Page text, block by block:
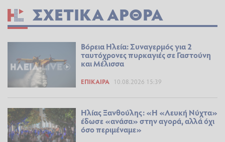
ΣΧΕΤΙΚΆ ΆΡΘΡΑ
Βόρεια Ηλεία: Συναγερμός για 2
ταυτόχρονες πυρκαγιές σε Γαστούνη
και Μέλισσα
ΕΠΊΚΑΙΡΑ 10.08.2026 15:39
Ηλίας Ξανθούλης: «Η «Λευκή Νύχτα»
έδωσε «ανάσα» στην αγορά, αλλά όχι
όσο περιμέναμε»